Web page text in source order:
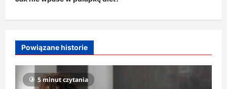
cPowiązane historie
5 minut czytania